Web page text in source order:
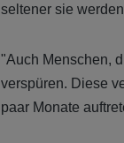
seltener sie
"Auch Menschen,
verspüren. Diese
paar Monate